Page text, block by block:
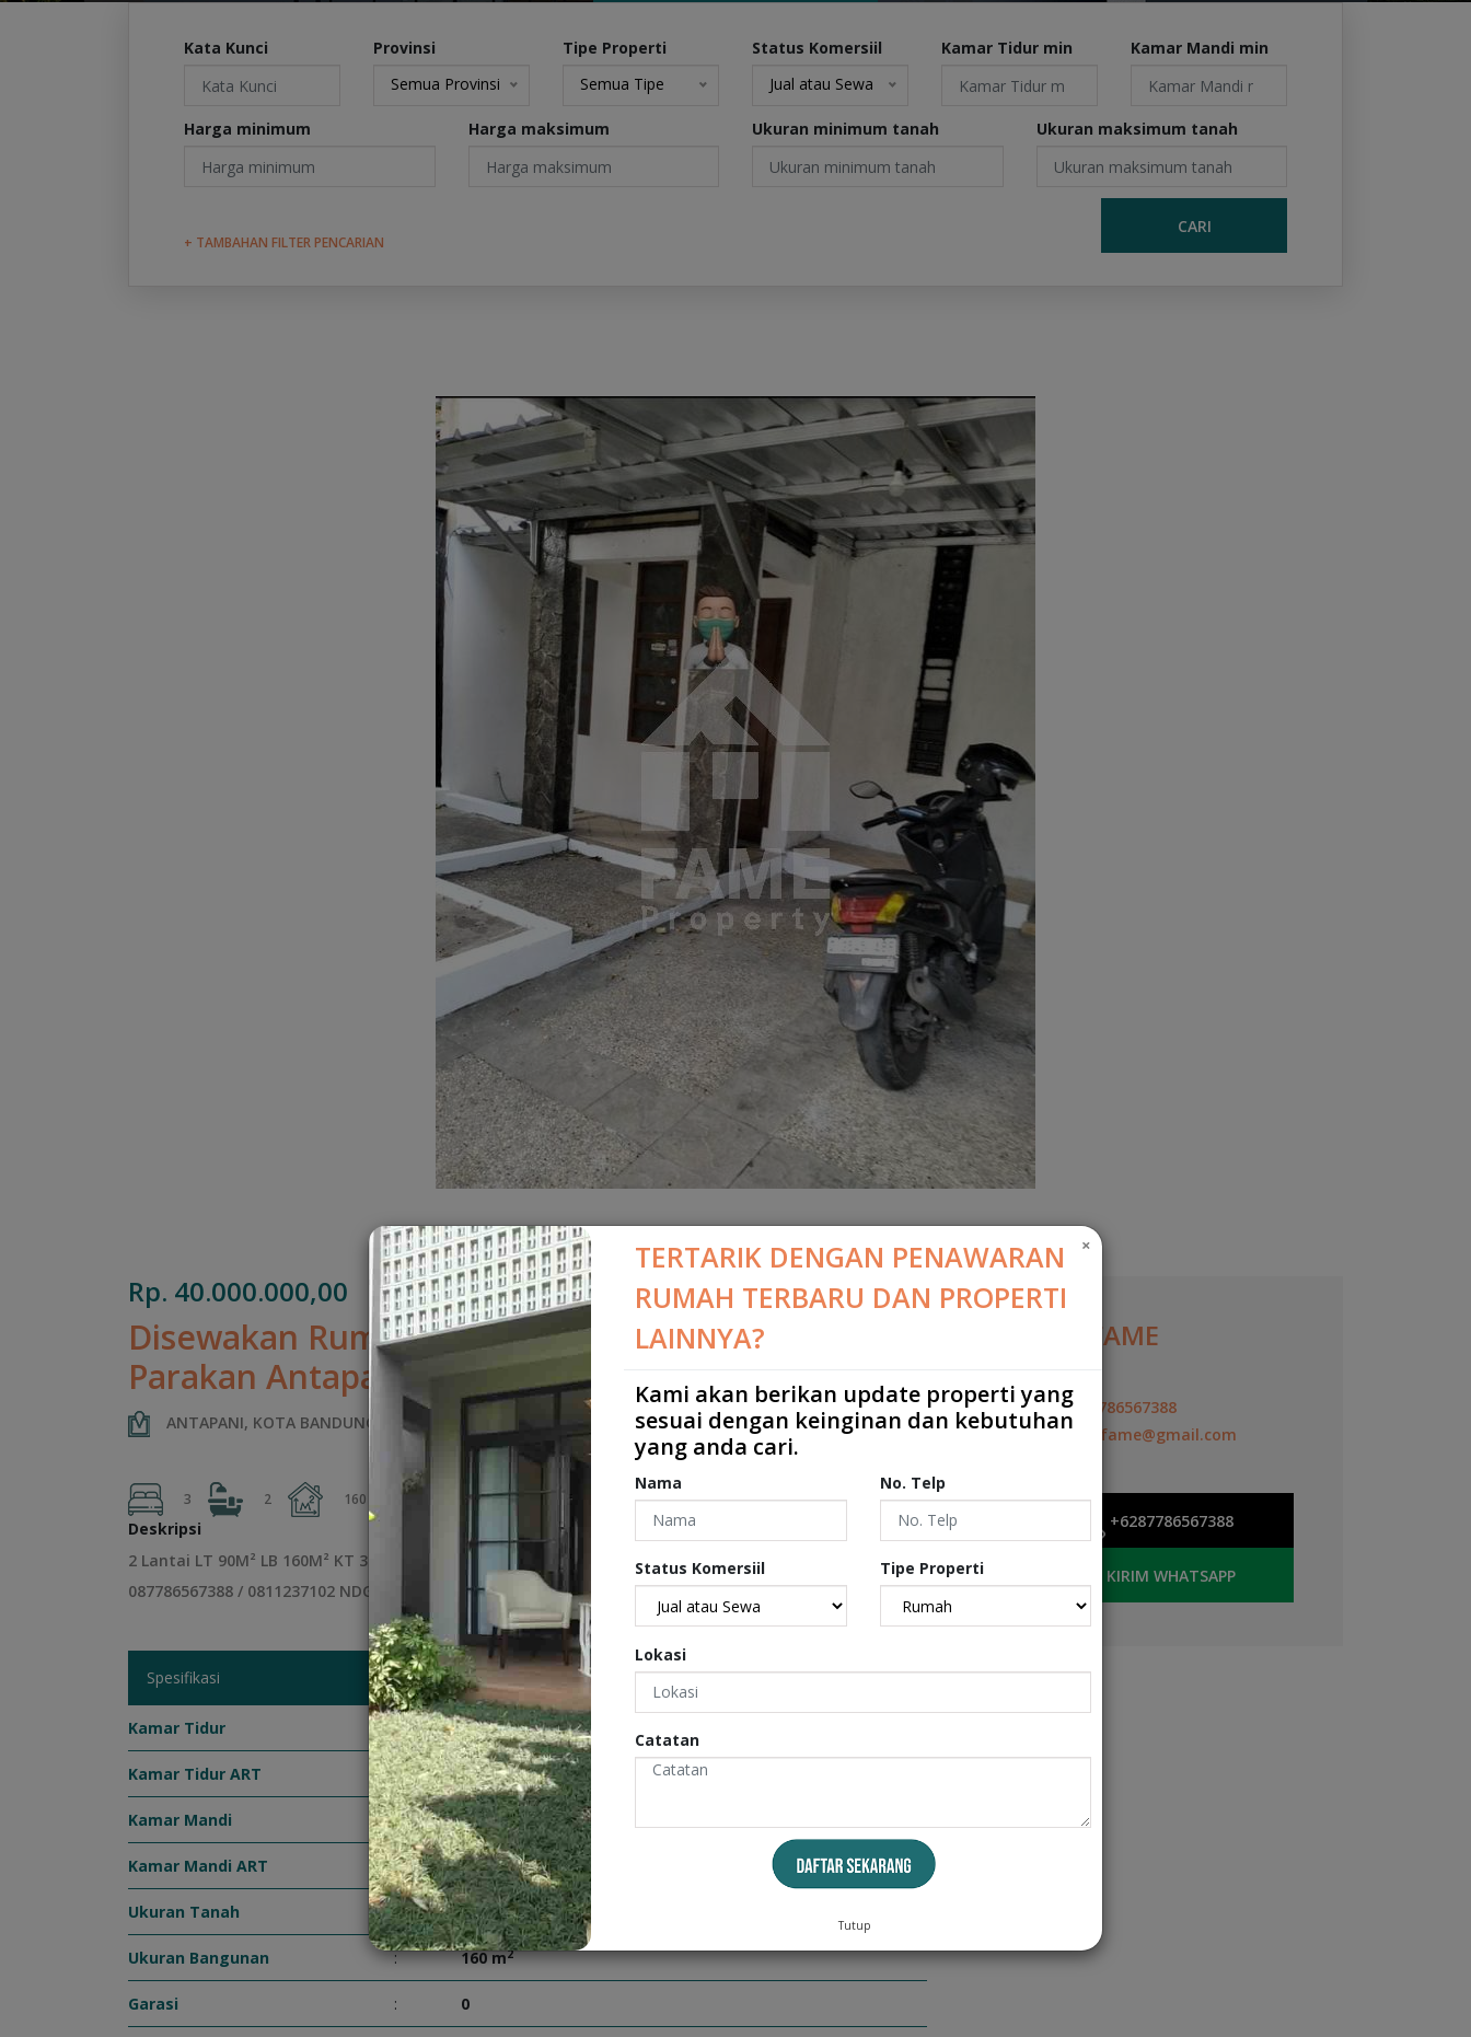
Kata Kunci
Provinsi
Semua Provinsi
Tipe Properti
Semua Tipe
Status Komersiil
Jual atau Sewa
Kamar Tidur min Kamar Mandi min
Harga minimum Harga maksimum Ukuran minimum tanah Ukuran maksimum tanah
+ TAMBAHAN FILTER PENCARIAN
CARI
Rp. 40.000.000,00
Disewakan Rumah Lokasi komplek Alam Melati -
Parakan Antapani
ANTAPANI, KOTA BANDUNG, JAWA BARAT
3 2 160 m 90 m2 2
Deskripsi
2 Lantai LT 90M² LB 160M² KT 3 KM 2 Air Sible Listrik 1.300Wat SHM Harga 40Jt/th Yovie Fame Pro
087786567388 / 0811237102 NDG
Spesifikasi
Kamar Tidur : 3
Kamar Tidur ART : 0
Kamar Mandi : 2
Kamar Mandi ART : 0
Ukuran Tanah : 90 m2
Ukuran Bangunan : 160 m2
Garasi : 0
YOVIE FAME
+6287786567388
yovie.fame@gmail.com
+6287786567388
KIRIM WHATSAPP
TERTARIK DENGAN PENAWARAN
RUMAH TERBARU DAN PROPERTI
LAINNYA?
×
Kami akan berikan update properti yang
sesuai dengan keinginan dan kebutuhan
yang anda cari.
Nama No. Telp
Status Komersiil Tipe Properti
Lokasi
Catatan
Tutup